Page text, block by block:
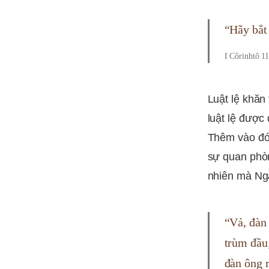
“Hãy
I Côrinhtô
Luật lệ
luật lệ được
Thêm vào
sự quan
nhiên mà
“Vả,
trùm
đàn ông